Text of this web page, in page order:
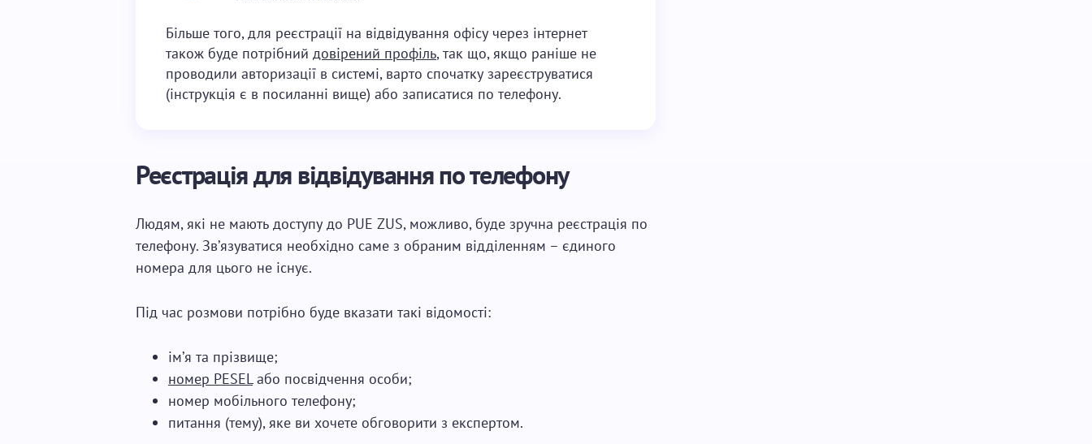
Більше того, для реєстрації на відвідування офісу через інтернет
також буде потрібний довірений профіль, так що, якщо раніше не
проводили авторизації в системі, варто спочатку зареєструватися
(інструкція є в посиланні вище) або записатися по телефону.
Реєстрація для відвідування по телефону
Людям, які не мають доступу до PUE ZUS, можливо, буде зручна реєстрація по
телефону. Зв’язуватися необхідно саме з обраним відділенням – єдиного
номера для цього не існує.
Під час розмови потрібно буде вказати такі відомості:
ім’я та прізвище;
номер PESELабо посвідчення особи;
номер мобільного телефону;
питання (тему), яке ви хочете обговорити з експертом.